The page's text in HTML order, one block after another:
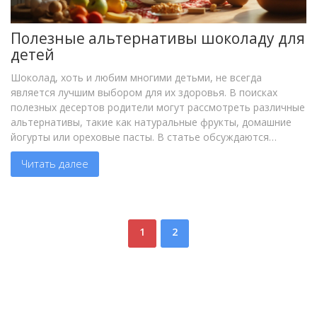
Полезные альтернативы шоколаду для
детей
Шоколад, хоть и любим многими детьми, не всегда
является лучшим выбором для их здоровья. В поисках
полезных десертов родители могут рассмотреть различные
альтернативы, такие как натуральные фрукты, домашние
йогурты или ореховые пасты. В статье обсуждаются
преимущества каждого из этих вариантов, а также даны
практические советы по их приготовлению и подаче.
Узнайте, как подарить ребенку сладкий десерт без ущерба
Читать далее
1 2